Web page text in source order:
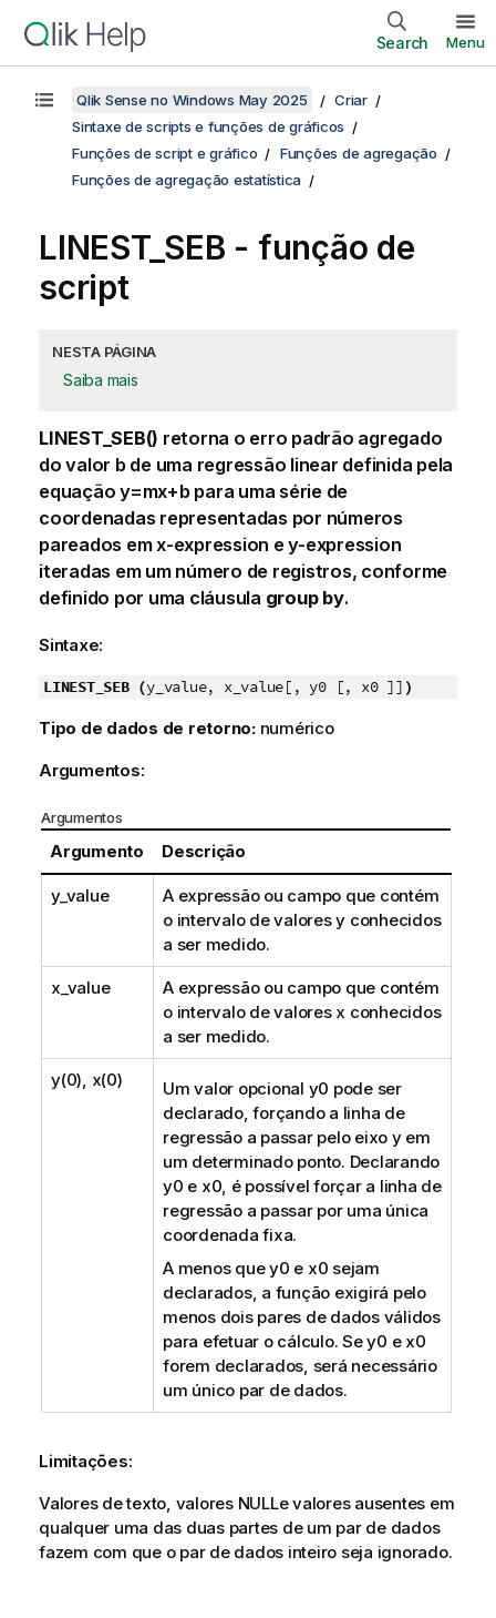
Search Menu
Qlik Sense no Windows May 2025
Criar
Sintaxe de scripts e funções de gráficos
Funções de script e gráfico
Funções de agregação
Funções de agregação estatística
LINEST_SEB - função de
script
NESTA PÁGINA
Saiba mais
LINEST_SEB() retorna o erro padrão agregado
do valor bde uma regressão linear definida pela
equação y=mx+bpara uma série de
coordenadas representadas por números
pareados emx-expression ey-expression
iteradas em um número de registros, conforme
definido por uma cláusula group by.
Sintaxe:
LINEST_SEB (y_value, x_value[, y0 [, x0 ]] )
Tipo de dados de retorno: numérico
Argumentos:
Argumentos
Argumento Descrição
y_value
A expressão ou campo que contém
o intervalo de valoresy conhecidos
a ser medido.
x_value
A expressão ou campo que contém
o intervalo de valores x conhecidos
a ser medido.
y(0), x(0) Um valor opcional y0 pode ser
declarado, forçando a linha de
regressão a passar pelo eixo y em
um determinado ponto. Declarando
y0 e x0, é possível forçar a linha de
regressão a passar por uma única
coordenada fixa.
A menos quey0 e x0 sejam
declarados, a função exigirá pelo
menos dois pares de dados válidos
para efetuar o cálculo. Sey0 e x0
forem declarados, será necessário
um único par de dados.
Limitações:
Valores de texto, valores NULLe valores ausentes em
qualquer uma das duas partes de um par de dados
fazem com que o par de dados inteiro seja ignorado.